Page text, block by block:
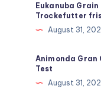
Eukanuba
Trockefutter
August 31,
Animonda Gran
Test
August 31,